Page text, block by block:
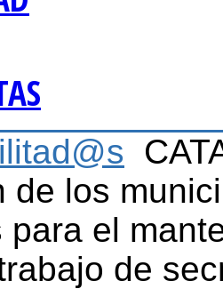
de los
para el
de